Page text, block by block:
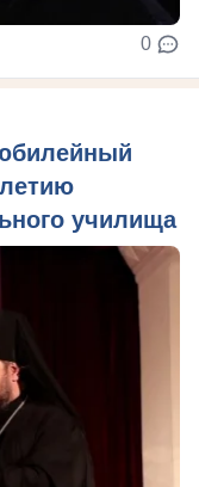
0
училища